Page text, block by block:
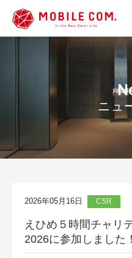
ニュ
2026年05月16日 CSR
えひめ５時間チャリ
2026に参加しました！